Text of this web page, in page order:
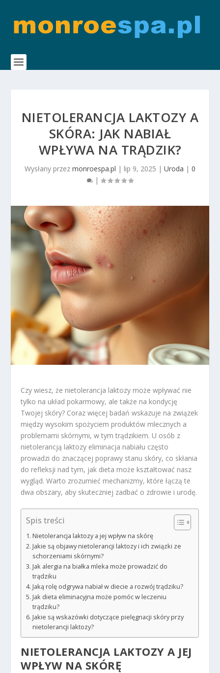
NIETOLERANCJA LAKTOZY A
SKÓRA: JAK NABIAŁ
WPŁYWA NA TRĄDZIK?
Wysłany przez monroespa.pl | lip 9, 2025 | Uroda | 0
|
Czy wiesz, że nietolerancja laktozy może wpływać nie
tylko na układ pokarmowy, ale także na kondycję
Twojej skóry? Coraz więcej badań wskazuje na związek
między wysokim spożyciem produktów mlecznych a
problemami skórnymi, w tym trądzikiem. U osób z
nietolerancją laktozy eliminacja nabiału często
prowadzi do znaczącej poprawy stanu skóry, co skłania
do refleksji nad tym, jak dieta może kształtować nasz
wygląd. Warto zrozumieć mechanizmy, które łączą te
dwa obszary, aby skuteczniej zadbać o zdrowie i urodę.
Spis treści
Nietolerancja laktozy a jej wpływ na skórę
Jakie są objawy nietolerancji laktozy i ich związki ze
schorzeniami skórnymi?
Jak alergia na białka mleka może prowadzić do
trądziku
Jaką rolę odgrywa nabiał w diecie a rozwój trądziku?
Jak dieta eliminacyjna może pomóc w leczeniu
trądziku?
Jakie są wskazówki dotyczące pielęgnacji skóry przy
nietolerancji laktozy?
NIETOLERANCJA LAKTOZY A JEJ
WPŁYW NA SKÓRĘ